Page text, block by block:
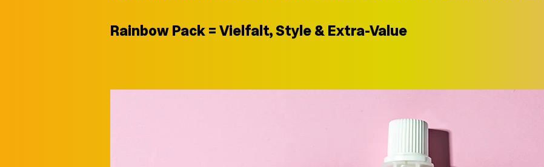
Rainbow Pack = Vielfalt, Style & Extra-Value